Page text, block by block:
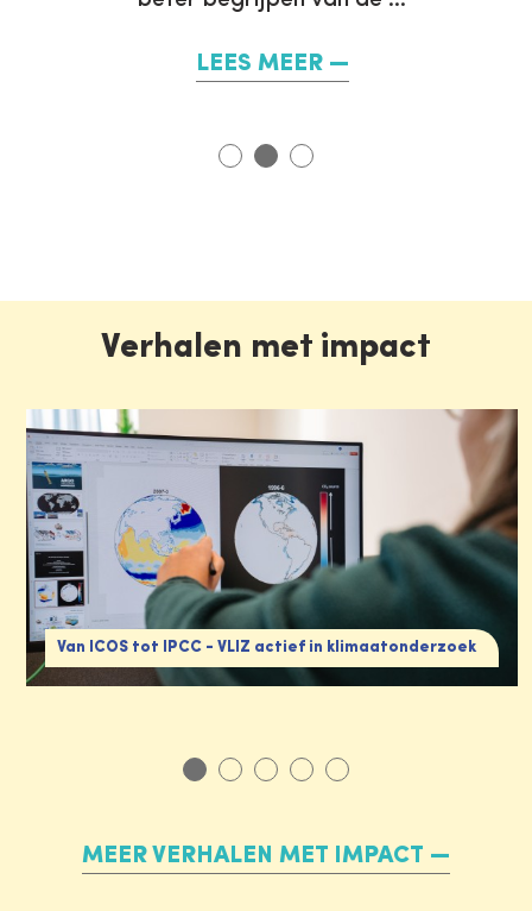
LEES MEER
Verhalen met impact
Van ICOS tot IPCC - VLIZ actief in klimaatonderzoek
MEER VERHALEN MET IMPACT